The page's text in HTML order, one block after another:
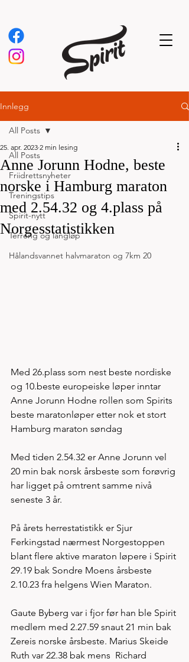
Innlegg
All Posts
Friidrettsnyheter
Treningstips
Spirit-nytt
Terreng og langløp
Hålandsvannet halvmaraton og 7km 20
All Posts
Anne Jorunn Hodne, beste
norske i Hamburg maraton
med 2.54.32 og 4.plass på
Norgesstatistikken
25. apr. 2023 2 min lesing
Med 26.plass som nest beste nordiske
og 10.beste europeiske løper inntar
Anne Jorunn Hodne rollen som Spirits
beste maratonløper etter nok et stort
Hamburg maraton søndag
Med tiden 2.54.32 er Anne Jorunn vel
20 min bak norsk årsbeste som forøvrig
har ligget på omtrent samme nivå
seneste 3 år.
På årets herrestatistikk er Sjur
Ferkingstad nærmest Norgestoppen
blant flere aktive maraton løpere i Spirit
29.19 bak Sondre Moens årsbeste
2.10.23 fra helgens Wien Maraton.
Gaute Byberg var i fjor før han ble Spirit
medlem med 2.27.59 snaut 21 min bak
Zereis norske årsbeste. Marius Skeide
Ruth var 22.38 bak mens  Richard